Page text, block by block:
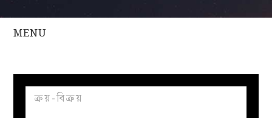
MENU
সকল
প্রবন্ধ
ক্রয়-বিক্রয়